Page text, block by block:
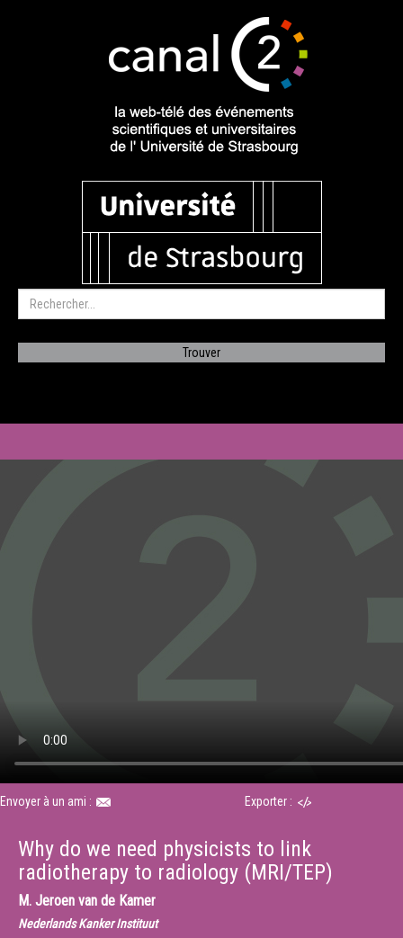
Envoyer à un ami : Exporter :
Why do we need physicists to link
radiotherapy to radiology (MRI/TEP)
M. Jeroen van de Kamer
Nederlands Kanker Instituut